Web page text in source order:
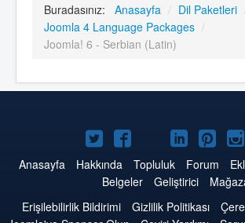
Buradasınız: Anasayfa / Dil Paketleri
Joomla 4 Language Packages /
Joomla! 6 - Serbian (Latin)
Twitter'da
Joomla
Facebook'da
Joomla
YouTube'da
JoomlaJoomla
Anasayfa Hakkında Topluluk Forum
Belgeler
Geliştirici
Erişilebilirlik Bildirimi
Gizlilik Politikası